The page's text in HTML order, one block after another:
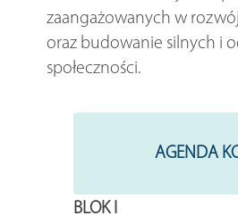
zaangażowanych w
oraz budowanie silnych i
społeczności.
AGENDA
BLOK I